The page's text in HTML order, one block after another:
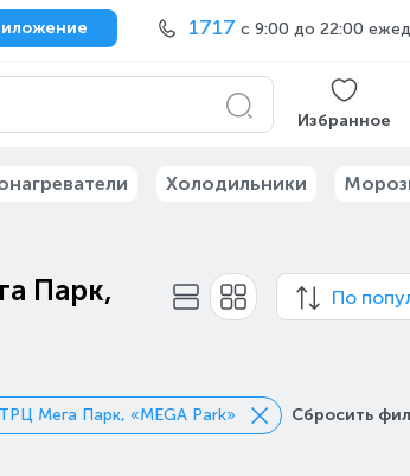
1717 с 9:00 до 22:00
Избранное
Холодильники
Парк,
По
Мега Парк, «MEGA Park» Сбросить